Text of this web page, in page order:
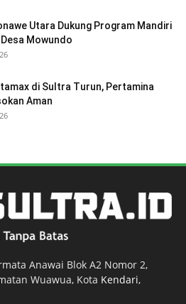
Utara Dukung Program Mandiri
Mowundo
di Sultra Turun, Pertamina
Aman
Anawai Blok A2 Nomor 2,
Wuawua, Kota Kendari,